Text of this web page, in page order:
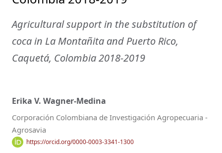
Agricultural support in the substitution of
coca in La Montañita and Puerto Rico,
Caquetá, Colombia 2018-2019
Erika V. Wagner-Medina
Corporación Colombiana de Investigación Agropecuaria -
Agrosavia
https://orcid.org/0000-0003-3341-1300